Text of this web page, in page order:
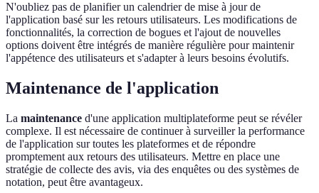
N'oubliez pas de planifier un calendrier de mise à jour de
l'application basé sur les retours utilisateurs. Les modifications de
fonctionnalités, la correction de bogues et l'ajout de nouvelles
options doivent être intégrés de manière régulière pour maintenir
l'appétence des utilisateurs et s'adapter à leurs besoins évolutifs.
Maintenance de l'application
La maintenance d'une application multiplateforme peut se révéler
complexe. Il est nécessaire de continuer à surveiller la performance
de l'application sur toutes les plateformes et de répondre
promptement aux retours des utilisateurs. Mettre en place une
stratégie de collecte des avis, via des enquêtes ou des systèmes de
notation, peut être avantageux.